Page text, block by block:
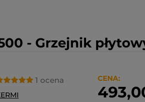
- Grzejnik
1 ocena CENA: